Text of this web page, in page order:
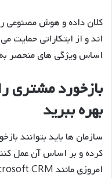
کلان داده و هوش مصنوعی
اند و از ابتکاراتی حمایت
اساس ویژگی های منحصر
بازخورد مشتری
بهره ببرید
سازمان ها باید بتوانند